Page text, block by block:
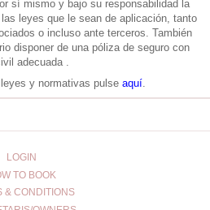
sí mismo y bajo su responsabilidad la
leyes que le sean de aplicación, tanto
o incluso ante terceros. También
disponer de una póliza de seguro con
adecuada .
y normativas pulse aquí.
LOGIN
TO BOOK
& CONDITIONS